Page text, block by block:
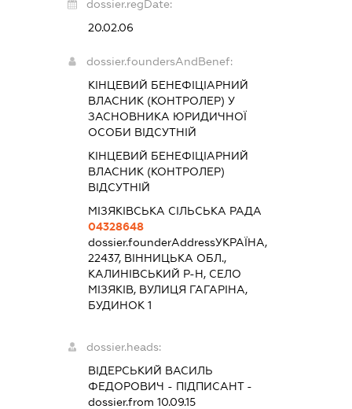
dossier.regDate:
20.02.06
dossier.foundersAndBenef:
КІНЦЕВИЙ БЕНЕФІЦІАРНИЙ
ВЛАСНИК (КОНТРОЛЕР) У
ЗАСНОВНИКА ЮРИДИЧНОЇ
ОСОБИ ВІДСУТНІЙ
КІНЦЕВИЙ БЕНЕФІЦІАРНИЙ
ВЛАСНИК (КОНТРОЛЕР)
ВІДСУТНІЙ
МІЗЯКІВСЬКА СІЛЬСЬКА РАДА
04328648
dossier.founderAddressУКРАЇНА,
22437, ВІННИЦЬКА ОБЛ.,
КАЛИНІВСЬКИЙ Р-Н, СЕЛО
МІЗЯКІВ, ВУЛИЦЯ ГАГАРІНА,
БУДИНОК 1
dossier.heads:
ВІДЕРСЬКИЙ ВАСИЛЬ
ФЕДОРОВИЧ - ПІДПИСАНТ-
dossier.from 10.09.15